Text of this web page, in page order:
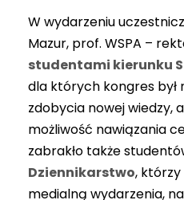
W wydarzeniu
Mazur, prof. WSPA –
studentami kierunku
dla których kongres był
zdobycia nowej wiedzy,
możliwość nawiązania
zabrakło także
Dziennikarstwo, którzy
medialną wydarzenia,